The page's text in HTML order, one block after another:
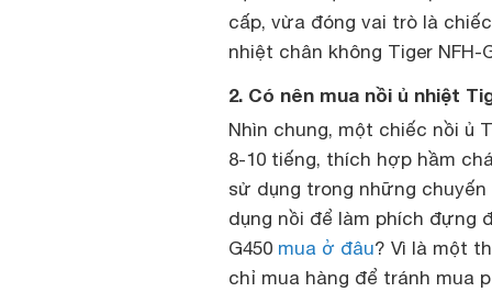
cấp, vừa đóng vai trò là
nhiệt chân không Tiger NFH-
2. Có nên mua nồi ủ nhiệt
Nhìn chung, một chiếc nồi ủ
8-10 tiếng, thích hợp hầm
sử dụng trong những
dụng nồi để làm phích đựng
G450 mua ở đâu? Vì là một
chỉ mua hàng để tránh mua